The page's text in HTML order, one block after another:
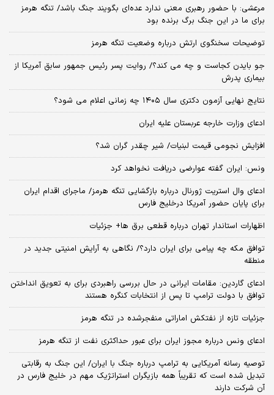
مرعشی: با حضور رهبری معنی ندارد عده‌ای بگویند جنگ باشد/ تنگه هرمز
برای ما در این جنگ برگ برنده بود
توضیحات سخنگوی ارتش درباره وضعیت تنگه هرمز
جو بایدن کجاست و چه می کند؟/ روایت پسر رئیس جمهور سابق آمریکا از
بیماری پدرش
نتایج نهایی آزمون دکتری سال ۱۴۰۵ چه زمانی اعلام می شود؟
ادعای وزارت خارجه عربستان علیه ایران
افزایش نجومی قیمت لبنیات/ شیر چقدر گران شد؟
ونس: ایران گفته عوارضی دریافت نخواهد کرد
ادعای وال استریت ژورنال درباره بازگشایی تنگه هرمز/ ماجرای اقدام ایران
برای پایان حضور آمریکا درخلیج فارس
اظهارات استاندار تهران درباره قطعی برق ها+ جزئیات
توافق مکه چه پیامی برای ایران دارد؟/ نگاهی به آرایش امنیتی جدید در
منطقه
ادعای گاردین: مقامات ایرانی در حال بررسی راهبردی برای به تعویق انداختن
توافق با دولت ترامپ تا پس از انتخابات کنگره هستند
جزئیات تازه از نفتکش اماراتی منفجرشده در تنگه هرمز
ادعای ونس درباره مجوز ایران برای عبور حداکثری نفت از تنگه هرمز
توصیه رسانه آمریکایی به ترامپ درباره جنگ با ایران/ این جنگ به رقابتی
تبدیل شده است که تقریباً همه بازیگران استراتژیک مهم در خلیج فارس در
آن شرکت دارند